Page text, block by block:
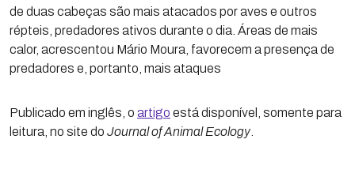
de duas cabeças são mais atacados por aves e outros
répteis, predadores ativos durante o dia. Áreas de mais
calor, acrescentou Mário Moura, favorecem a presença de
predadores e, portanto, mais ataques
Publicado em inglês, o artigo está disponível, somente para
leitura, no site do Journal of Animal Ecology